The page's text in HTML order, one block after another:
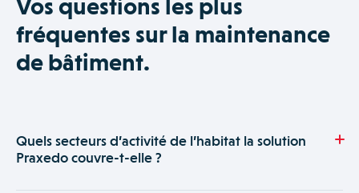
Vos questions les plus
fréquentes sur la maintenance
de bâtiment.
Quels secteurs d’activité de l’habitat la solution
Praxedo couvre-t-elle ?